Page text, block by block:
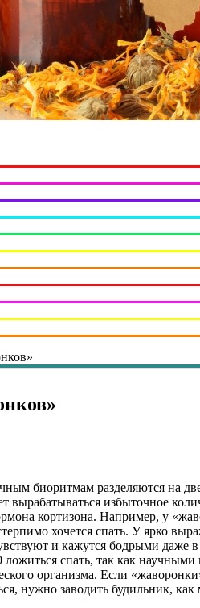
биоритмам разделяются на
вырабатываться избыточное
кортизона. Например, у
хочется спать. У ярко
и кажутся бодрыми
спать, так как
организма. Если
нужно заводить будильник,